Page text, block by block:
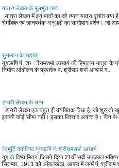
यात्रा लेखन के मूलभूत तत्व
यात्रा लेखन में इन बातों का रहे ध्यान यात्रा वृतांत क्या
रोमाँचक एवं ज्ञानबर्धक अनुभवों का सांगोपांग वर्णन। जो
सुनसान के सहचर
युगऋषि पं. श्र ीरामशर्मा आचार्य की हिमालय यात्रा के
निर्माण आंदोलन के प्रवर्तक पं. श्रीराम शर्मा आचार्य ग...
डायरी लेखन के लाभ
डायरी लेखन एक बहुत ही वैयक्तिक विधा है, जो शुरु तो
इसकी कोई सीमा नहीं। इसका विस्तार अनन्त है। दिन के
वेदमूर्ति तपोनिष्ठ युगऋषि पं. श्रीरामशर्मा आचार्य
युग के विश्वामित्र, जिसने दिया 21वीं सदी उज्जवल भविष्य
सितम्बर, 1911 को आंवलखेड़ा, आगरा में जन्में पं. श्रीराम